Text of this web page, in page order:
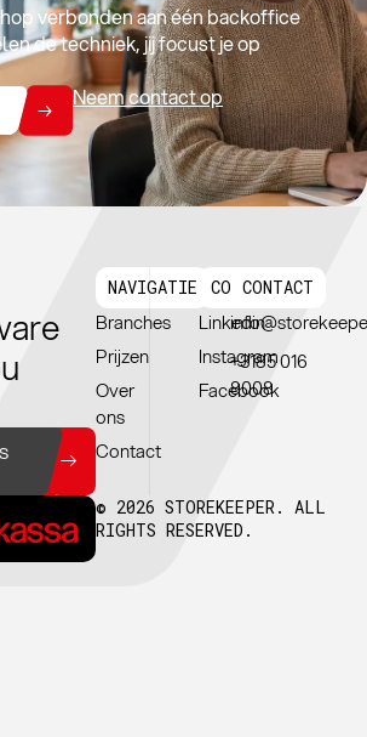
verbonden aan één backoffice
de techniek, jij focust je op
Neem contact op
NAVIGATIE
Branches
Prijzen
Over
ons
Contact
CONNTECT
Linkedin
Instagram
Facebook
CONTACT
+3185 016
8008
© 2026 STOREKEEPER. ALL
RIGHTS RESERVED.